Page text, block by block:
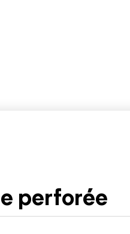
perforée